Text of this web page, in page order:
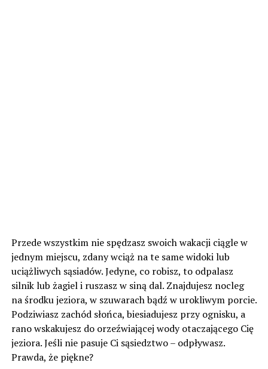
Przede wszystkim nie spędzasz swoich wakacji ciągle w
jednym miejscu, zdany wciąż na te same widoki lub
uciążliwych sąsiadów. Jedyne, co robisz, to odpalasz
silnik lub żagiel i ruszasz w siną dal. Znajdujesz nocleg
na środku jeziora, w szuwarach bądź w urokliwym porcie.
Podziwiasz zachód słońca, biesiadujesz przy ognisku, a
rano wskakujesz do orzeźwiającej wody otaczającego Cię
jeziora. Jeśli nie pasuje Ci sąsiedztwo – odpływasz.
Prawda, że piękne?